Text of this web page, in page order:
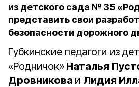
из детского сада № 35
представить свои
безопасности дорожного
Губкинские педагоги из
«Родничок» Наталья
Дровникова и Лидия